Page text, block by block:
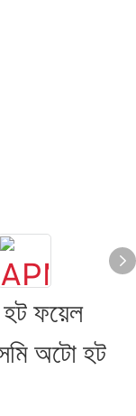
ফয়েল
অটো হট